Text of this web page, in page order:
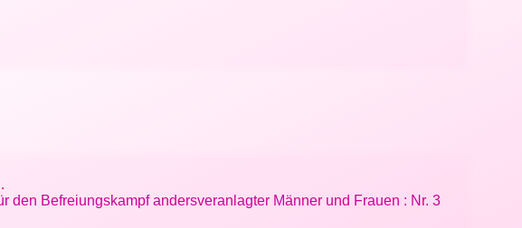
den Befreiungskampf andersveranlagter Männer und Frauen : Nr. 3